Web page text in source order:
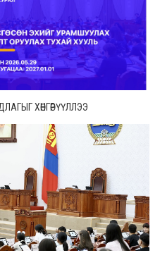
ХӨНГӨРҮҮЛЛЭЭ